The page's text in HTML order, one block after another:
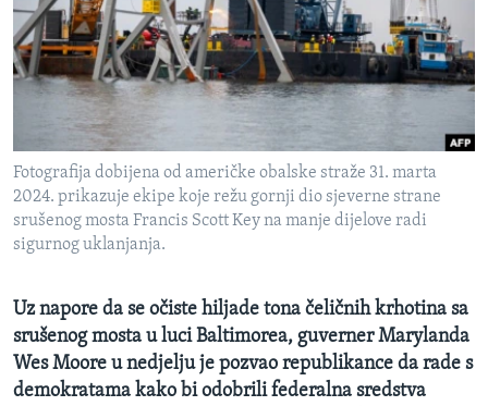
MAGAZIN
O GLASU AMERIKE
Learning English
PRATITE NAS
Fotografija dobijena od američke obalske straže 31. marta
2024. prikazuje ekipe koje režu gornji dio sjeverne strane
srušenog mosta Francis Scott Key na manje dijelove radi
sigurnog uklanjanja.
Uz napore da se očiste hiljade tona čeličnih krhotina sa
srušenog mosta u luci Baltimorea, guverner Marylanda
Wes Moore u nedjelju je pozvao republikance da rade s
demokratama kako bi odobrili federalna sredstva